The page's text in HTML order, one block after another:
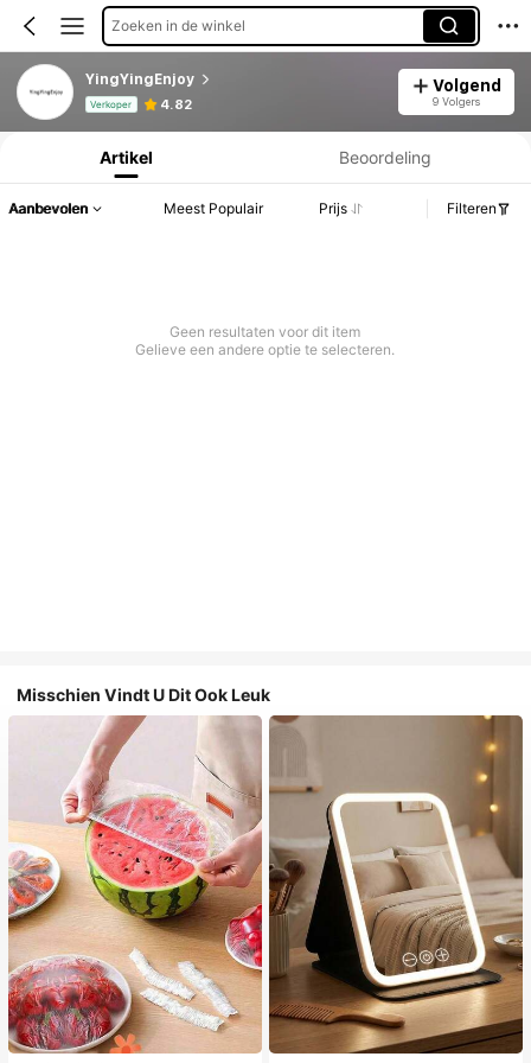
Zoeken in de winkel
YingYingEnjoy
Verkoper 4.82
Volgend
9 Volgers
Productinformatie: Prijsopenbaring, Verkoop- en Voorraadgegevens.
Artikel Beoordeling
Aanbevolen Meest Populair Prijs Filteren
Geen resultaten voor dit item
Gelieve een andere optie te selecteren.
Misschien Vindt U Dit Ook Leuk